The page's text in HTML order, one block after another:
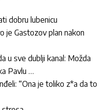
dobru lubenicu
je Gastozov plan nakon
u sve dublji kanal: Možda
Pavlu …
“Ona je toliko z*a da to